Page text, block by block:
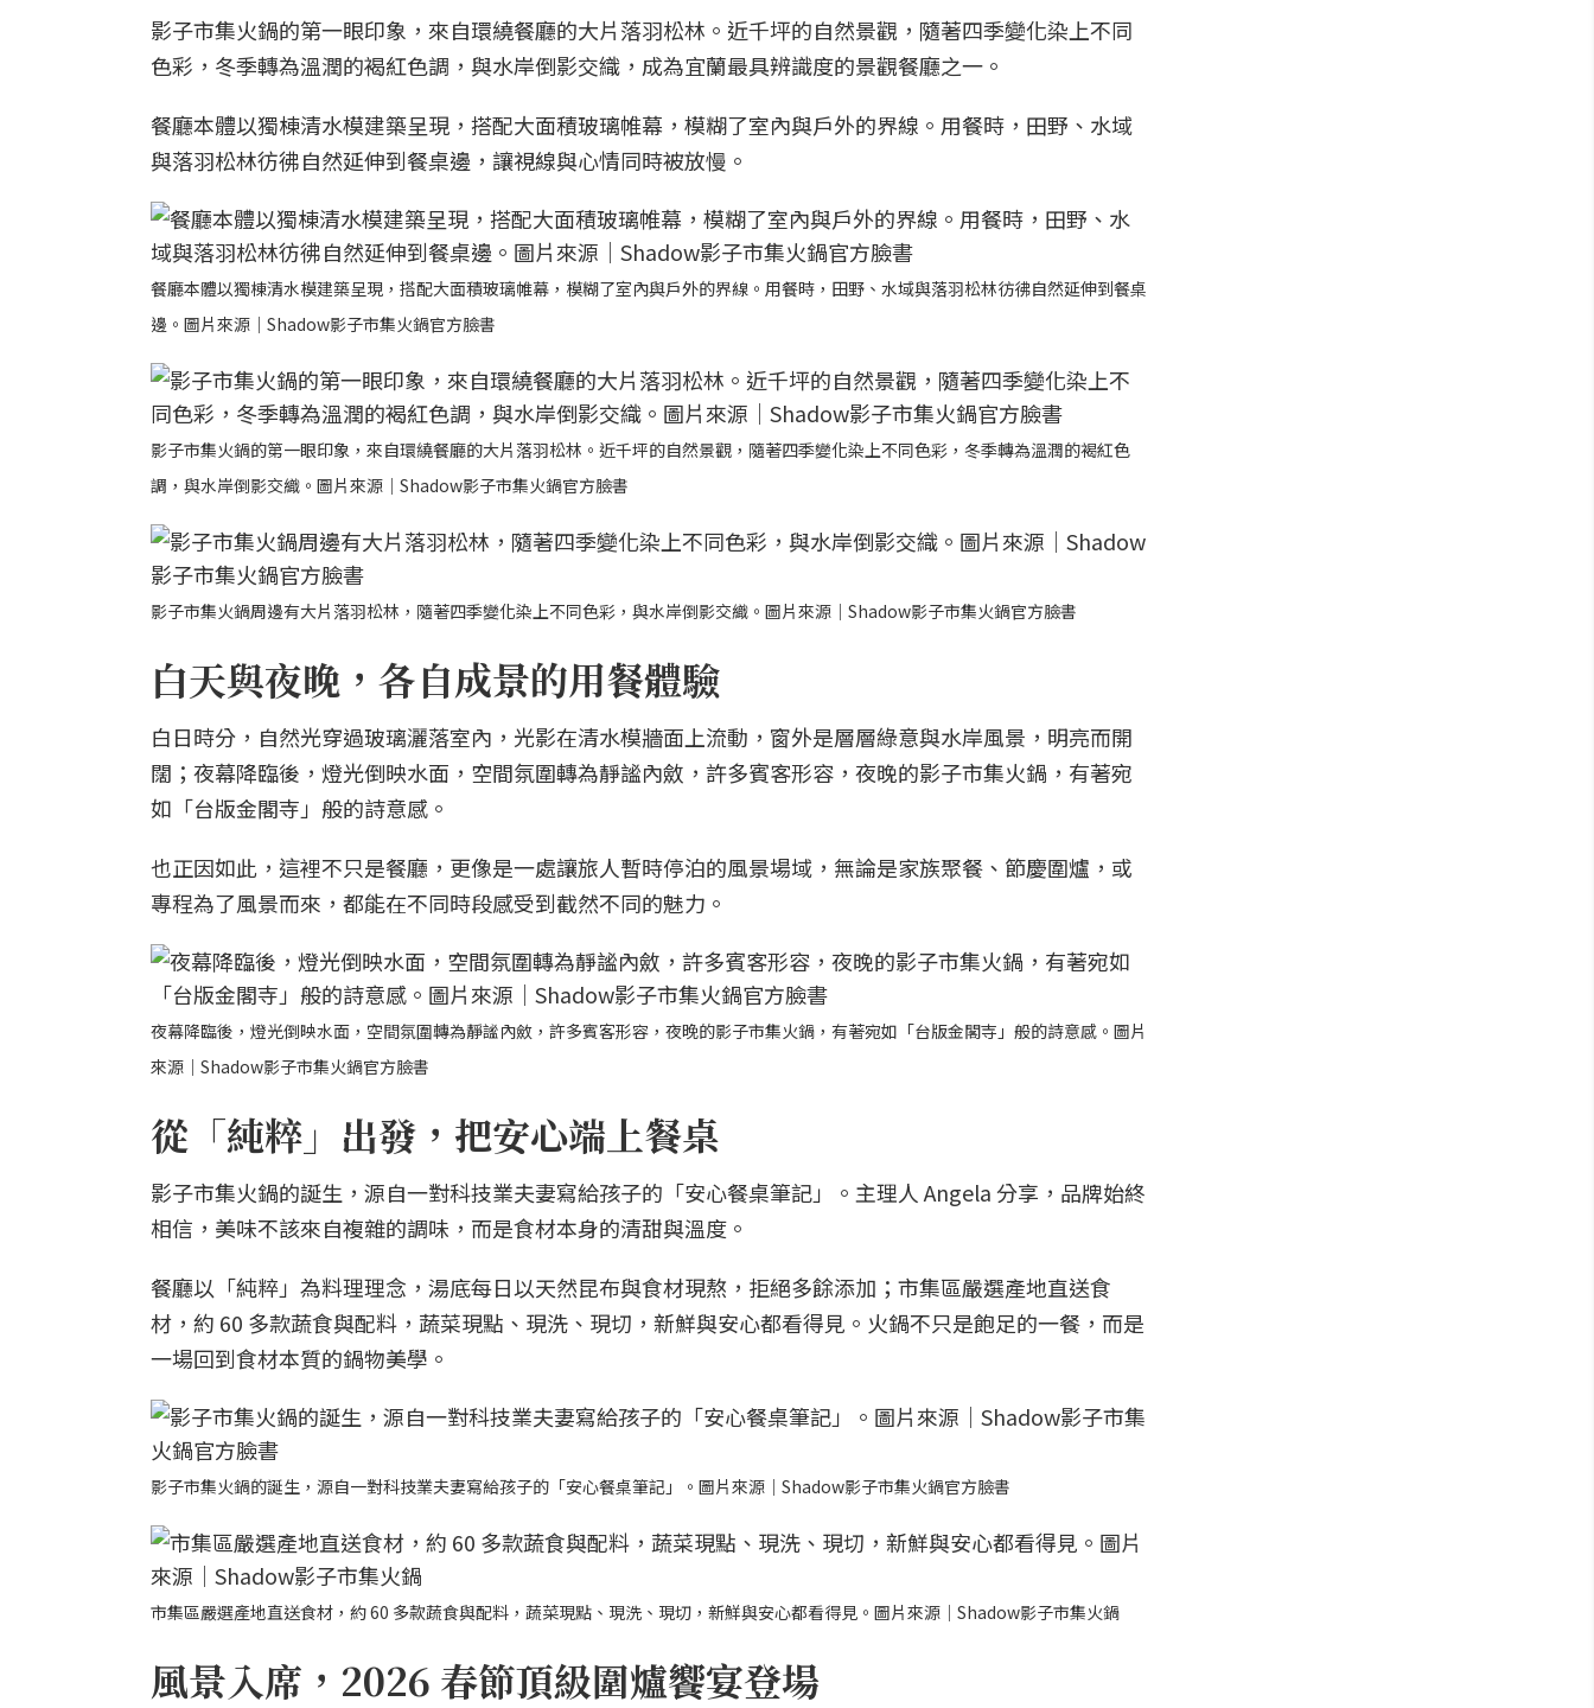
影子市集火鍋的第一眼印象，來自環繞餐廳的大片落羽松林。近千坪的自然景觀，隨著四季變化染上不同
色彩，冬季轉為溫潤的褐紅色調，與水岸倒影交織，成為宜蘭最具辨識度的景觀餐廳之一。
餐廳本體以獨棟清水模建築呈現，搭配大面積玻璃帷幕，模糊了室內與戶外的界線。用餐時，田野、水域
與落羽松林彷彿自然延伸到餐桌邊，讓視線與心情同時被放慢。
餐廳本體以獨棟清水模建築呈現，搭配大面積玻璃帷幕，模糊了室內與戶外的界線。用餐時，田野、水域與落羽松林彷彿自然延伸到餐桌
邊。圖片來源｜Shadow影子市集火鍋官方臉書
影子市集火鍋的第一眼印象，來自環繞餐廳的大片落羽松林。近千坪的自然景觀，隨著四季變化染上不同色彩，冬季轉為溫潤的褐紅色
調，與水岸倒影交織。圖片來源｜Shadow影子市集火鍋官方臉書
影子市集火鍋周邊有大片落羽松林，隨著四季變化染上不同色彩，與水岸倒影交織。圖片來源｜Shadow影子市集火鍋官方臉書
白天與夜晚，各自成景的用餐體驗
白日時分，自然光穿過玻璃灑落室內，光影在清水模牆面上流動，窗外是層層綠意與水岸風景，明亮而開
闊；夜幕降臨後，燈光倒映水面，空間氛圍轉為靜謐內斂，許多賓客形容，夜晚的影子市集火鍋，有著宛
如「台版金閣寺」般的詩意感。
也正因如此，這裡不只是餐廳，更像是一處讓旅人暫時停泊的風景場域，無論是家族聚餐、節慶圍爐，或
專程為了風景而來，都能在不同時段感受到截然不同的魅力。
夜幕降臨後，燈光倒映水面，空間氛圍轉為靜謐內斂，許多賓客形容，夜晚的影子市集火鍋，有著宛如「台版金閣寺」般的詩意感。圖片
來源｜Shadow影子市集火鍋官方臉書
從「純粹」出發，把安心端上餐桌
影子市集火鍋的誕生，源自一對科技業夫妻寫給孩子的「安心餐桌筆記」。主理人 Angela 分享，品牌始終
相信，美味不該來自複雜的調味，而是食材本身的清甜與溫度。
餐廳以「純粹」為料理理念，湯底每日以天然昆布與食材現熬，拒絕多餘添加；市集區嚴選產地直送食
材，約 60 多款蔬食與配料，蔬菜現點、現洗、現切，新鮮與安心都看得見。火鍋不只是飽足的一餐，而是
一場回到食材本質的鍋物美學。
影子市集火鍋的誕生，源自一對科技業夫妻寫給孩子的「安心餐桌筆記」。圖片來源｜Shadow影子市集火鍋官方臉書
市集區嚴選產地直送食材，約 60 多款蔬食與配料，蔬菜現點、現洗、現切，新鮮與安心都看得見。圖片來源｜Shadow影子市集火鍋
風景入席，2026 春節頂級圍爐饗宴登場